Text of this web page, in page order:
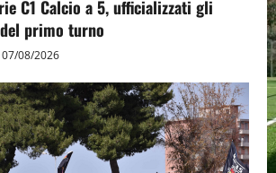
C1 Calcio a 5, ufficializzati gli
primo turno
07/08/2026